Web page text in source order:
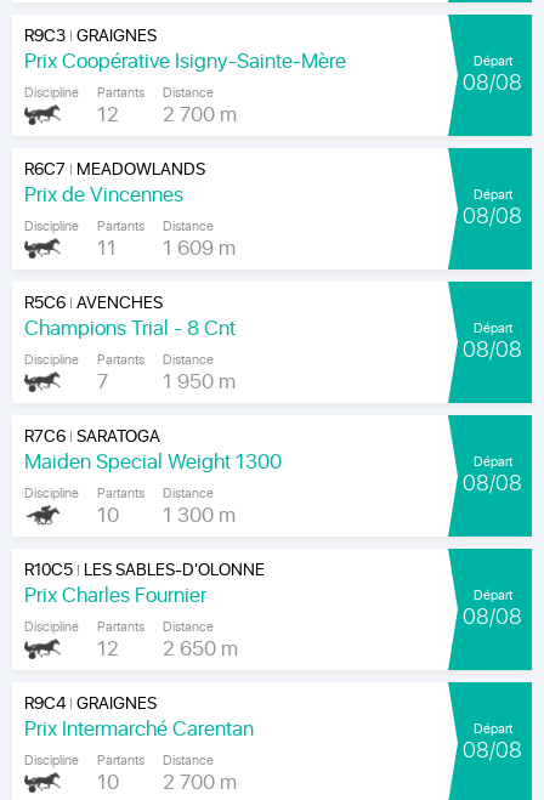
R9C3|GRAIGNES
Prix Coopérative Isigny-Sainte-Mère
Discipline Partants
12
Distance
2 700 m
Départ
08/08
R6C7 | MEADOWLANDS
Prix de Vincennes
Discipline Partants
11
Distance
1 609 m
Départ
08/08
R5C6|AVENCHES
Champions Trial - 8 Cnt
Discipline Partants
7
Distance
1 950 m
Départ
08/08
R7C6|SARATOGA
Maiden Special Weight 1300
Discipline Partants
10
Distance
1 300 m
Départ
08/08
R10C5| LES SABLES-D'OLONNE
Prix Charles Fournier
Discipline Partants
12
Distance
2 650 m
Départ
08/08
R9C4|GRAIGNES
Prix Intermarché Carentan
Discipline Partants
10
Distance
2 700 m
Départ
08/08